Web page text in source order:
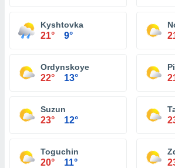
Kyshtovka
21° 9°
Ordynskoye
22° 13°
Suzun
23° 12°
Toguchin
20° 11°